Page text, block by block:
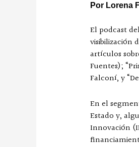
Por Lorena
El podcast
visibilización
artículos
Fuentes);
Falconí, y
En el
Estado y,
Innovación